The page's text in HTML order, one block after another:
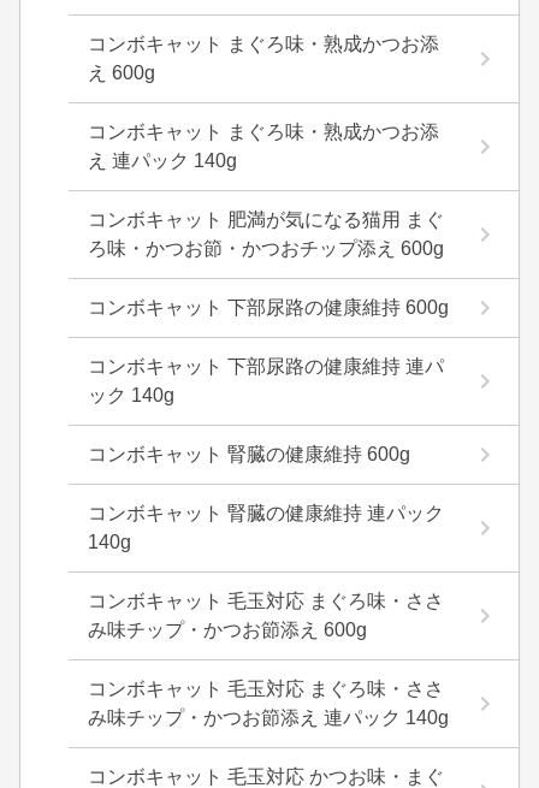
コンボキャット まぐろ味・熟成かつお添
え 600g
コンボキャット まぐろ味・熟成かつお添
え 連パック 140g
コンボキャット 肥満が気になる猫用 まぐ
ろ味・かつお節・かつおチップ添え 600g
コンボキャット 下部尿路の健康維持 600g
コンボキャット 下部尿路の健康維持 連パ
ック 140g
コンボキャット 腎臓の健康維持 600g
コンボキャット 腎臓の健康維持 連パック
140g
コンボキャット 毛玉対応 まぐろ味・ささ
み味チップ・かつお節添え 600g
コンボキャット 毛玉対応 まぐろ味・ささ
み味チップ・かつお節添え 連パック 140g
コンボキャット 毛玉対応 かつお味・まぐ